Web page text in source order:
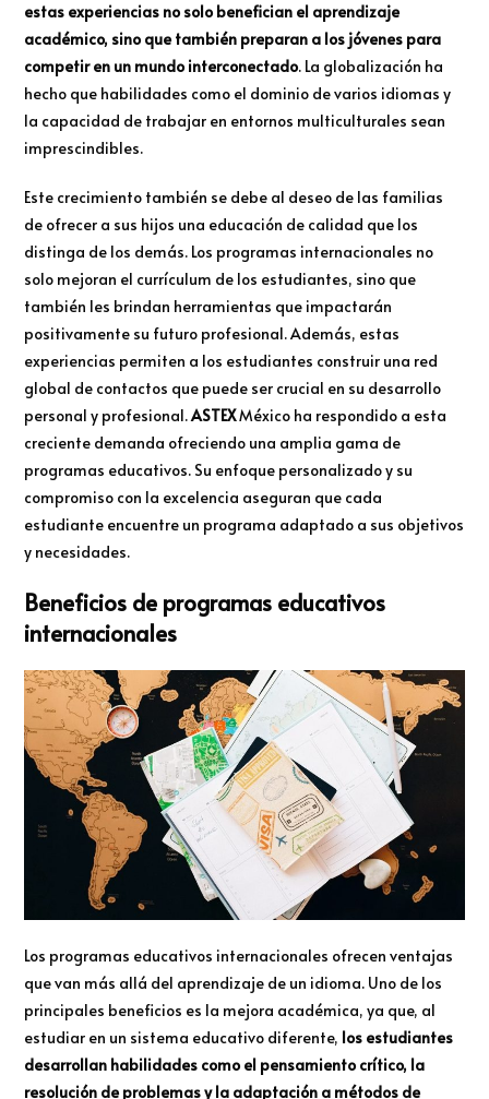
estas experiencias no solo benefician el aprendizaje
académico, sino que también preparan a los jóvenes para
competir en un mundo interconectado. La globalización ha
hecho que habilidades como el dominio de varios idiomas y
la capacidad de trabajar en entornos multiculturales sean
imprescindibles.
Este crecimiento también se debe al deseo de las familias
de ofrecer a sus hijos una educación de calidad que los
distinga de los demás. Los programas internacionales no
solo mejoran el currículum de los estudiantes, sino que
también les brindan herramientas que impactarán
positivamente su futuro profesional. Además, estas
experiencias permiten a los estudiantes construir una red
global de contactos que puede ser crucial en su desarrollo
personal y profesional.ASTEXMéxico ha respondido a esta
creciente demanda ofreciendo una amplia gama de
programas educativos. Su enfoque personalizado y su
compromiso con la excelencia aseguran que cada
estudiante encuentre un programa adaptado a sus objetivos
y necesidades.
Beneficios de programas educativos
internacionales
Los programas educativos internacionales ofrecen ventajas
que van más allá del aprendizaje de un idioma. Uno de los
principales beneficios es la mejora académica, ya que, al
estudiar en un sistema educativo diferente, los estudiantes
desarrollan habilidades como el pensamiento crítico, la
resolución de problemas y la adaptación a métodos de